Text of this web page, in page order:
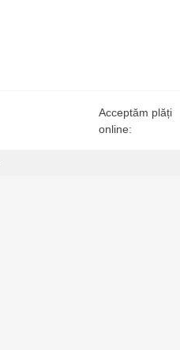
Acceptăm plăți
online: